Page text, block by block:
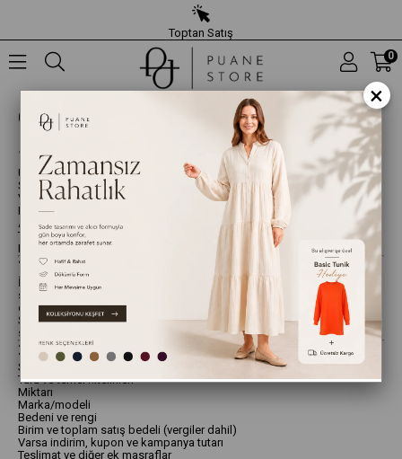
Toptan Satış
0
ÖN BİLGİLENDİRME FORMU
1. Satıcı Bilgileri
Unvan: SEYLAN HAZIR GİYİM SANAYİ VE DIŞ TİCARET LİMİTED
ŞİRKETİ
Vergi No: 7670633615
MERSİS No: 0767063361500015
Adres: M. Nesih Özmen Mah. Fidan Sok. No:15/15 Güngören / İstanbul
Telefon:0 (505) 232 74 71
E-posta:info@puanestore.com
2. Konu
İşbu Ön Bilgilendirme Formu, ALICI’nın www.puanestore.cominternet
sitesi üzerinden satın alacağı ürün/ürünlerin satışı ve teslimine ilişkin
olarak, 6502 sayılı Tüketicinin Korunması Hakkında Kanun ve Mesafeli
Sözleşmeler Yönetmeliği hükümleri gereğince, mesafeli satış
sözleşmesi kurulmadan önce bilgilendirilmesini amaçlamaktadır.
3. Ürün ve Sipariş Bilgileri
Satın alınan ürün/ürünlerin;
Türü ve temel nitelikleri
Miktarı
Marka/modeli
Bedeni ve rengi
Birim ve toplam satış bedeli (vergiler dahil)
Varsa indirim, kupon ve kampanya tutarı
Teslimat ve diğer ek masraflar
×